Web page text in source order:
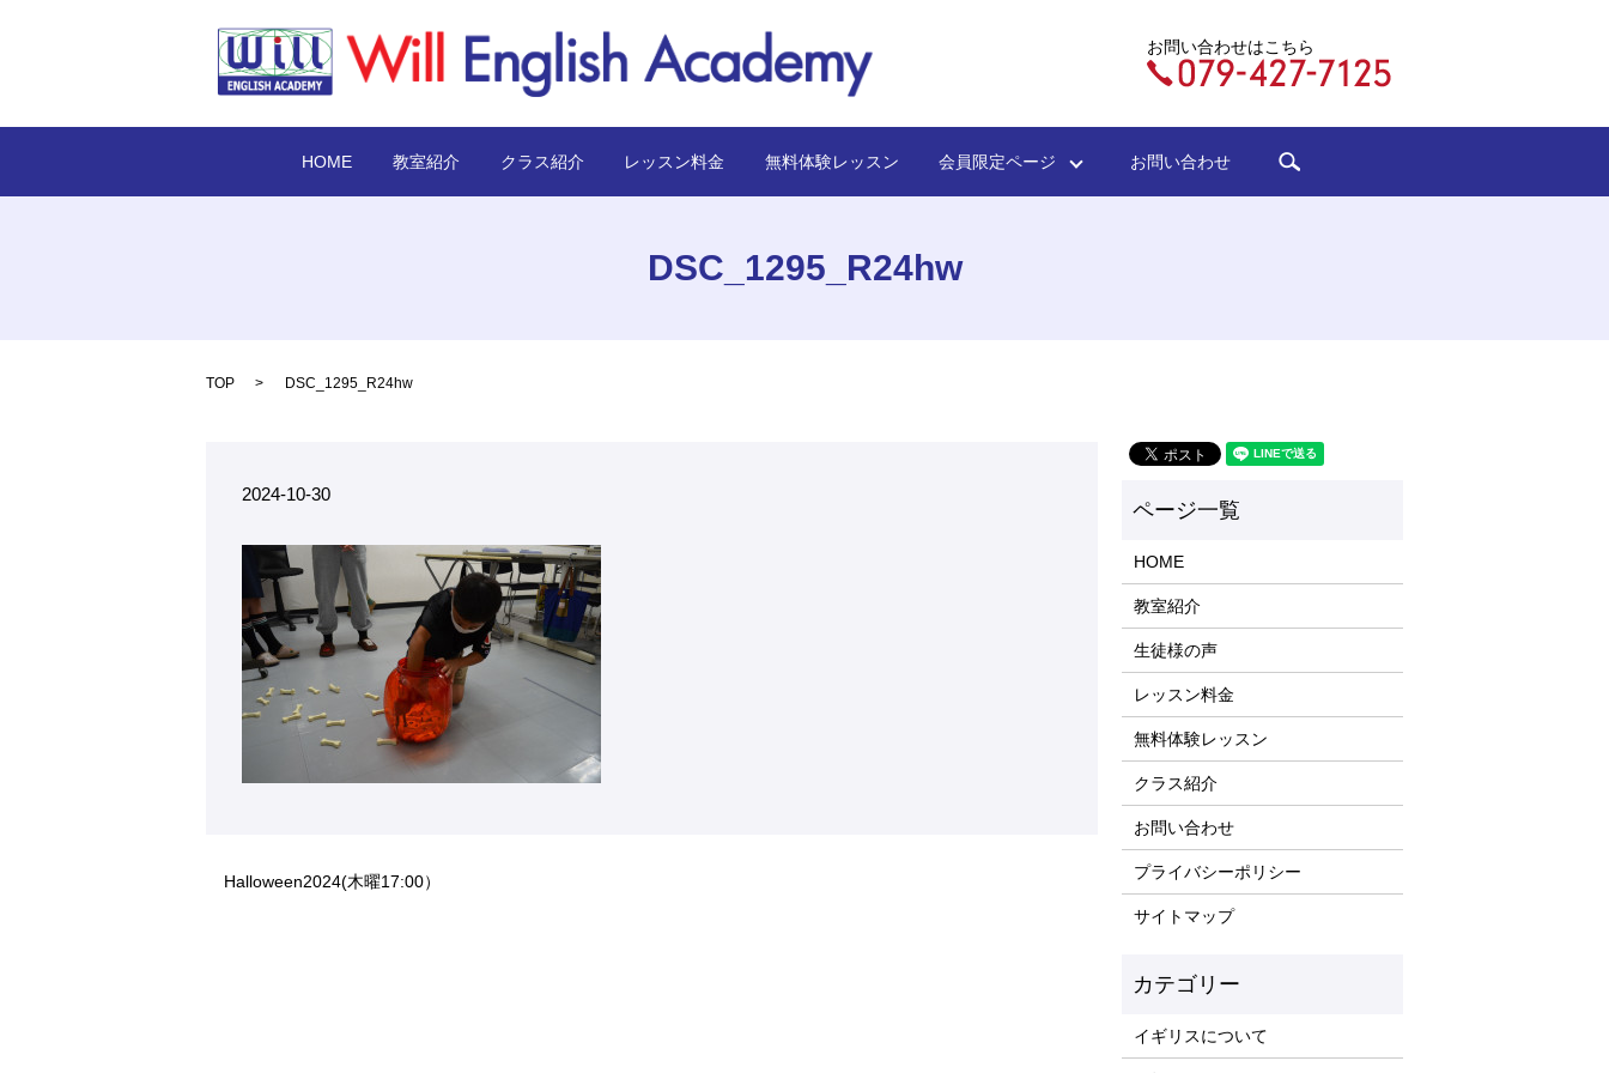
お問い合わせはこちら
HOME 教室紹介 クラス紹介 レッスン料金 無料体験レッスン 会員限定ページ お問い合わせ
DSC_1295_R24hw
TOP DSC_1295_R24hw
2024-10-30
Halloween2024(木曜17:00）
HOME
教室紹介
生徒様の声
レッスン料金
無料体験レッスン
クラス紹介
お問い合わせ
プライバシーポリシー
サイトマップ
イギリスについて